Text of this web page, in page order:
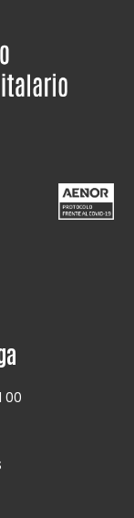
00